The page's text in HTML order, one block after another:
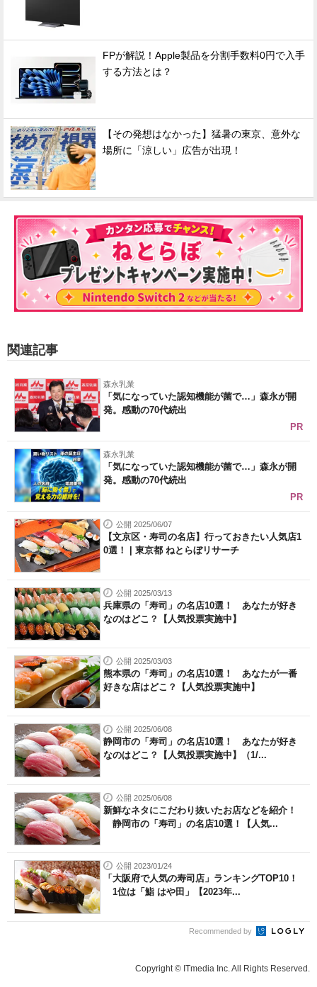
FPが解説！Apple製品を分割手数料0円で入手
する方法とは？
【その発想はなかった】猛暑の東京、意外な
場所に「涼しい」広告が出現！
関連記事
森永乳業
「気になっていた認知機能が菌で…」森永が開
発。感動の70代続出
PR
森永乳業
「気になっていた認知機能が菌で…」森永が開
発。感動の70代続出
PR
公開 2025/06/07
【文京区・寿司の名店】行っておきたい人気店1
0選！ | 東京都 ねとらぼリサーチ
公開 2025/03/13
兵庫県の「寿司」の名店10選！ あなたが好き
なのはどこ？【人気投票実施中】
公開 2025/03/03
熊本県の「寿司」の名店10選！ あなたが一番
好きな店はどこ？【人気投票実施中】
公開 2025/06/08
静岡市の「寿司」の名店10選！ あなたが好き
なのはどこ？【人気投票実施中】（1/...
公開 2025/06/08
新鮮なネタにこだわり抜いたお店などを紹介！
静岡市の「寿司」の名店10選！【人気...
公開 2023/01/24
「大阪府で人気の寿司店」ランキングTOP10！
1位は「鮨 はや田」【2023年...
Recommended by
Copyright © ITmedia Inc. All Rights Reserved.